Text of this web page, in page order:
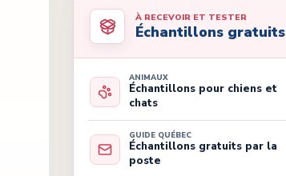
À RECEVOIR ET TESTER
Échantillons gratuits
ANIMAUX
Échantillons pour chiens et
chats
GUIDE QUÉBEC
Échantillons gratuits par la
poste